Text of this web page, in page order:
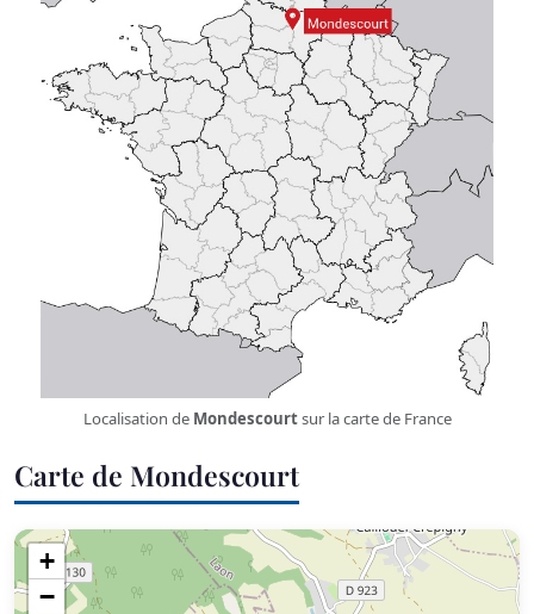
Localisation de Mondescourtsur la carte de France
Carte de Mondescourt
+
−